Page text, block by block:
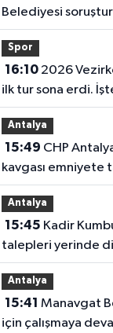
Belediyesi
gelişme
Spor
16:102026 Vezirköprü Kunduz’da
ilk tur sona erdi.
başpehlivanlar
Antalya
15:49
kavgası emniyete
Antalya
15:45
talepleri yerinde
Antalya
15:41
için çalışmaya